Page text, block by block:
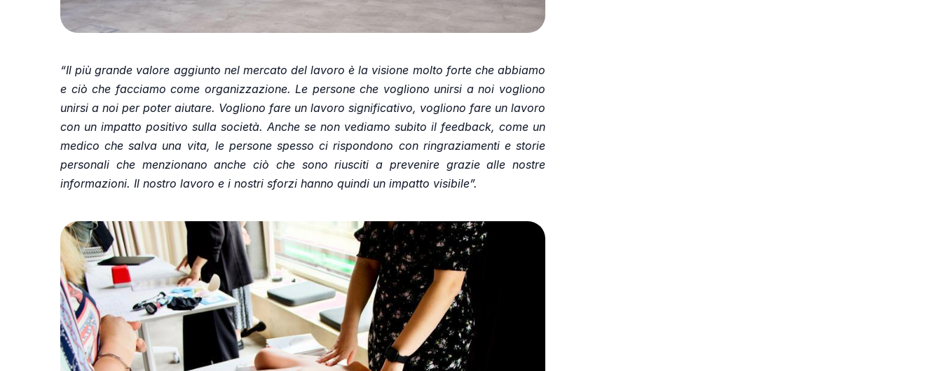
“Il più grande valore aggiunto nel mercato del lavoro è la visione molto forte che abbiamo
e ciò che facciamo come organizzazione. Le persone che vogliono unirsi a noi vogliono
unirsi a noi per poter aiutare. Vogliono fare un lavoro significativo, vogliono fare un lavoro
con un impatto positivo sulla società. Anche se non vediamo subito il feedback, come un
medico che salva una vita, le persone spesso ci rispondono con ringraziamenti e storie
personali che menzionano anche ciò che sono riusciti a prevenire grazie alle nostre
informazioni. Il nostro lavoro e i nostri sforzi hanno quindi un impatto visibile”.